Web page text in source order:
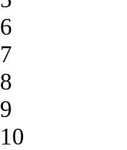
6
7
8
9
10